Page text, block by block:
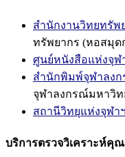
สำนักงานวิทยทรัพ
ทรัพยากร (หอสมุด
ศูนย์หนังสือแห่งจุฬ
สำนักพิมพ์จุฬาลง
จุฬาลงกรณ์มหาวิท
สถานีวิทยุแห่งจุฬาฯ
บริการตรวจวิเคราะห์คุ